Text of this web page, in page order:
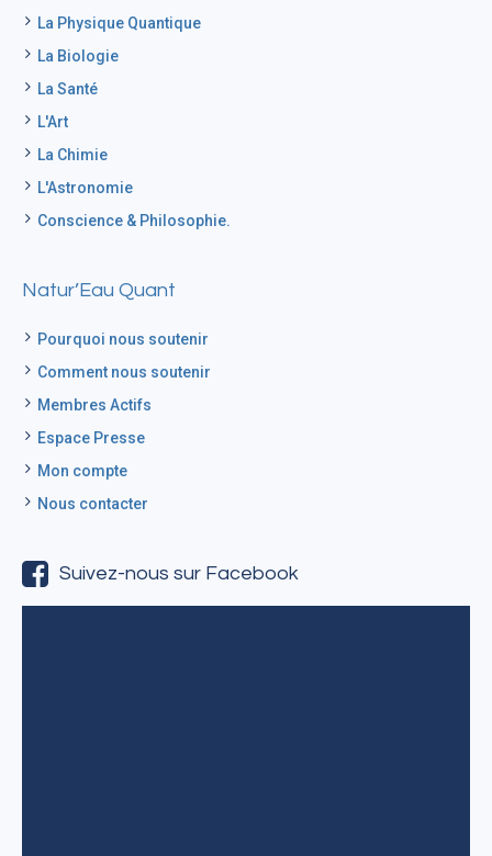
La Physique Quantique
La Biologie
La Santé
L'Art
La Chimie
L'Astronomie
Conscience & Philosophie.
Natur’Eau Quant
Pourquoi nous soutenir
Comment nous soutenir
Membres Actifs
Espace Presse
Mon compte
Nous contacter
Suivez-nous sur Facebook